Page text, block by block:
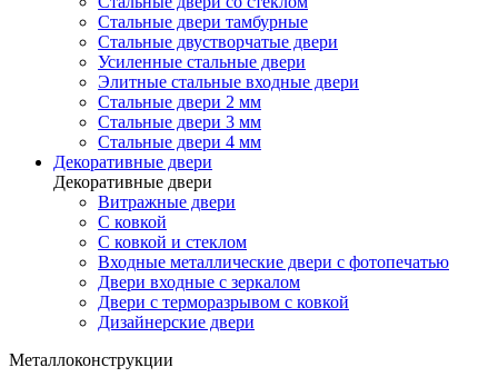
Стальные двери тамбурные
Стальные двустворчатые двери
Усиленные стальные двери
Элитные стальные входные двери
Стальные двери 2 мм
Стальные двери 3 мм
Стальные двери 4 мм
Декоративные двери
Декоративные двери
Витражные двери
С ковкой
С ковкой и стеклом
Входные металлические двери с фотопечатью
Двери входные с зеркалом
Двери с терморазрывом с ковкой
Дизайнерские двери
Металлоконструкции